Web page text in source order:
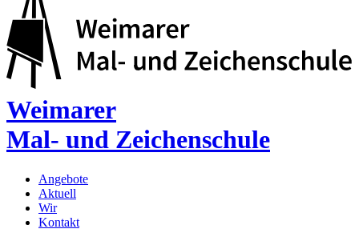
Weimarer
Mal- und Zeichenschule
Angebote
Aktuell
Wir
Kontakt